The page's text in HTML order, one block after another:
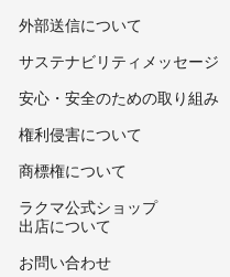
外部送信について
サステナビリティメッセージ
安心・安全のための取り組み
権利侵害について
商標権について
ラクマ公式ショップ
出店について
お問い合わせ